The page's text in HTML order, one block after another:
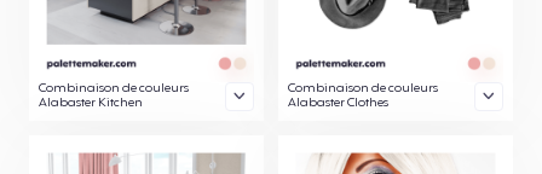
Combinaison de couleurs
Alabaster Kitchen
Combinaison de couleurs
Alabaster Clothes